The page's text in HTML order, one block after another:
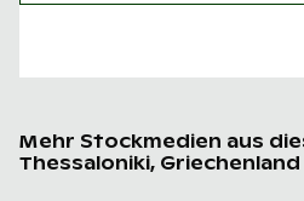
Mehr Stockmedien aus
Thessaloniki, Griechenland